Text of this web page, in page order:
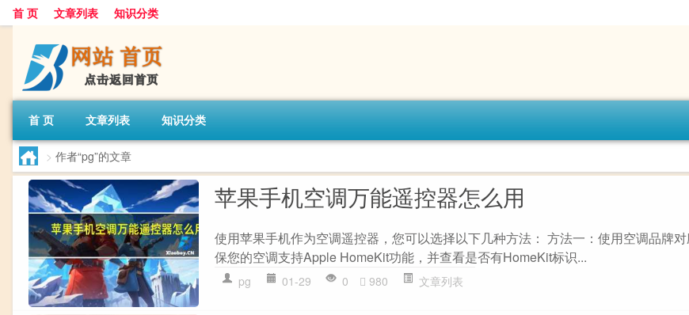
首 页 文章列表 知识分类
首 页 文章列表 知识分类
> 作者“pg”的文章
苹果手机空调万能遥控器怎么用
使用苹果手机作为空调遥控器，您可以选择以下几种方法： 方法一：使用空调品牌
保您的空调支持Apple HomeKit功能，并查看是否有HomeKit标识...
pg 01-29 0 980 文章列表